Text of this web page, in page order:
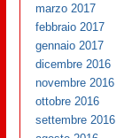
marzo 2017
febbraio 2017
gennaio 2017
dicembre 2016
novembre 2016
ottobre 2016
settembre 2016